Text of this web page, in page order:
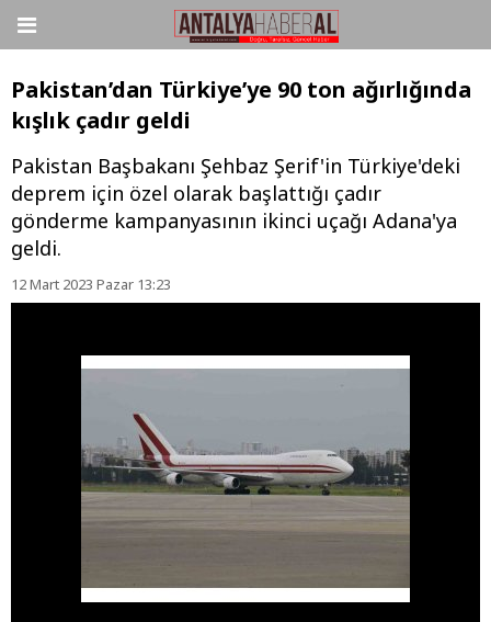
Pakistan’dan Türkiye’ye 90 ton ağırlığında
kışlık çadır geldi
Pakistan Başbakanı Şehbaz Şerif'in Türkiye'deki
deprem için özel olarak başlattığı çadır
gönderme kampanyasının ikinci uçağı Adana'ya
geldi.
12 Mart 2023 Pazar 13:23